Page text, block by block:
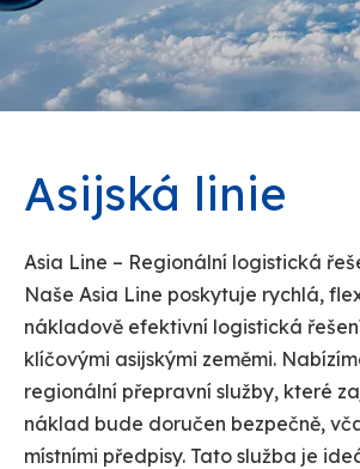
Asijská linie
Asia Line – Regionální logistická
Naše Asia Line poskytuje rychlá,
nákladově efektivní logistická
klíčovými asijskými zeměmi.
regionální přepravní služby, které
náklad bude doručen bezpečně,
místními předpisy. Tato služba je